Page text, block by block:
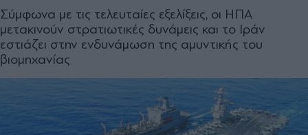
Σύμφωνα με τις τελευταίες εξελίξεις, οι ΗΠΑ
μετακινούν στρατιωτικές δυνάμεις και το Ιράν
εστιάζει στην ενδυνάμωση της αμυντικής του
βιομηχανίας